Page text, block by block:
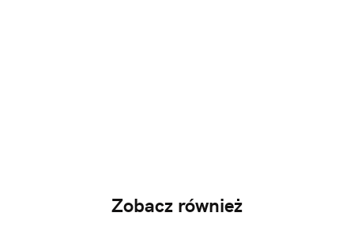
Zobacz również